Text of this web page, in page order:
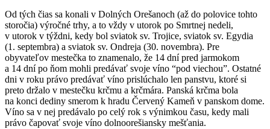
Od tých čias sa konali v Dolných Orešanoch (až do polovice tohto
storočia) výročné trhy, a to vždy v utorok po Smrtnej nedeli,
v utorok v týždni, kedy bol sviatok sv. Trojice, sviatok sv. Egydia
(1. septembra) a sviatok sv. Ondreja (30. novembra). Pre
obyvateľov mestečka to znamenalo, že 14 dní pred jarmokom
a 14 dní po ňom mohli predávať svoje víno “pod viechou”. Ostatné
dni v roku právo predávať víno prislúchalo len panstvu, ktoré si
preto držalo v mestečku krčmu a krčmára. Panská krčma bola
na konci dediny smerom k hradu Červený Kameň v panskom dome.
Víno sa v nej predávalo po celý rok s výnimkou času, kedy mali
právo čapovať svoje víno dolnoorešiansky mešťania.